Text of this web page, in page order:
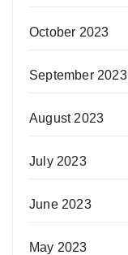
October 2023
September 2023
August 2023
July 2023
June 2023
May 2023